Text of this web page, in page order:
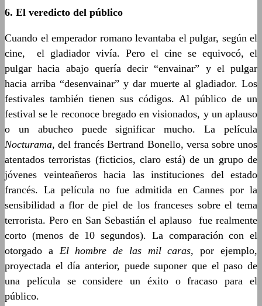
6. El veredicto del público
Cuando el emperador romano levantaba el pulgar, según el
cine, el gladiador vivía. Pero el cine se equivocó, el
pulgar hacia abajo quería decir “envainar” y el pulgar
hacia arriba “desenvainar” y dar muerte al gladiador. Los
festivales también tienen sus códigos. Al público de un
festival se le reconoce bregado en visionados, y un aplauso
o un abucheo puede significar mucho. La película
Nocturama, del francés Bertrand Bonello, versa sobre unos
atentados terroristas (ficticios, claro está) de un grupo de
jóvenes veinteañeros hacia las instituciones del estado
francés. La película no fue admitida en Cannes por la
sensibilidad a flor de piel de los franceses sobre el tema
terrorista. Pero en San Sebastián el aplauso fue realmente
corto (menos de 10 segundos). La comparación con el
otorgado a El hombre de las mil caras,por ejemplo,
proyectada el día anterior, puede suponer que el paso de
una película se considere un éxito o fracaso para el
público.